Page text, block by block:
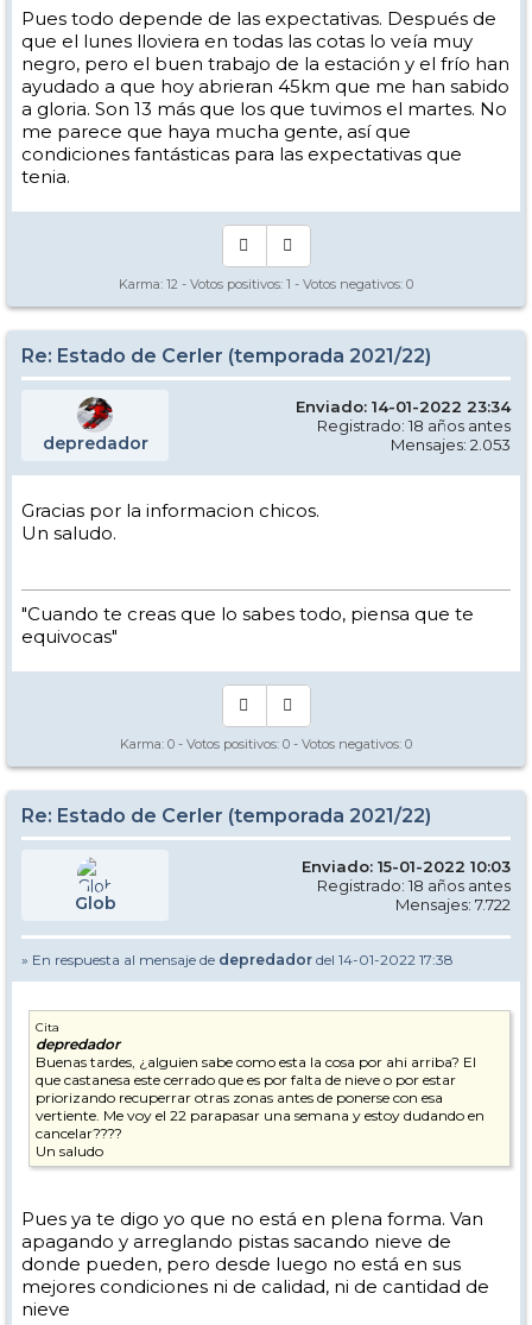
Pues todo depende de las expectativas. Después de
que el lunes lloviera en todas las cotas lo veía muy
negro, pero el buen trabajo de la estación y el frío han
ayudado a que hoy abrieran 45km que me han sabido
a gloria. Son 13 más que los que tuvimos el martes. No
me parece que haya mucha gente, así que
condiciones fantásticas para las expectativas que
tenia.
Karma: 12 - Votos positivos: 1 - Votos negativos: 0
Re: Estado de Cerler (temporada 2021/22)
depredador
Enviado: 14-01-2022 23:34
Registrado: 18 años antes
Mensajes: 2.053
Gracias por la informacion chicos.
Un saludo.
"Cuando te creas que lo sabes todo, piensa que te
equivocas"
Karma: 0 - Votos positivos: 0 - Votos negativos: 0
Re: Estado de Cerler (temporada 2021/22)
Glob
Enviado: 15-01-2022 10:03
Registrado: 18 años antes
Mensajes: 7.722
» En respuesta al mensaje de depredador del 14-01-2022 17:38
Cita
depredador
Buenas tardes, ¿alguien sabe como esta la cosa por ahi arriba? El
que castanesa este cerrado que es por falta de nieve o por estar
priorizando recuperrar otras zonas antes de ponerse con esa
vertiente. Me voy el 22 parapasar una semana y estoy dudando en
cancelar????
Un saludo
Pues ya te digo yo que no está en plena forma. Van
apagando y arreglando pistas sacando nieve de
donde pueden, pero desde luego no está en sus
mejores condiciones ni de calidad, ni de cantidad de
nieve